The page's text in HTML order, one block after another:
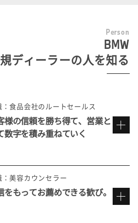
Person
BMW
ディーラーの人を知る
：食品会社のルートセールス
様の信頼を勝ち得て、営業と
数字を積み重ねていく
値観に触れる楽しさ
：美容カウンセラー
をもってお薦めできる歓び。